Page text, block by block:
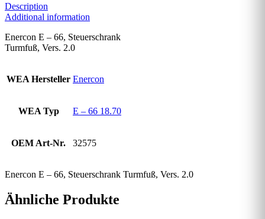
Description
Additional information
Enercon E – 66, Steuerschrank
Turmfuß, Vers. 2.0
WEA Hersteller Enercon
WEA Typ E – 66 18.70
OEM Art-Nr. 32575
Enercon E – 66, Steuerschrank Turmfuß, Vers. 2.0
Ähnliche Produkte